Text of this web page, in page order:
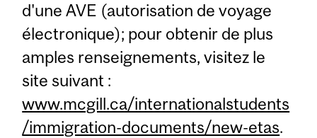
d'une AVE (autorisation de voyage
électronique); pour obtenir de plus
amples renseignements, visitez le
site suivant :
www.mcgill.ca/internationalstudents
/immigration-documents/new-etas.